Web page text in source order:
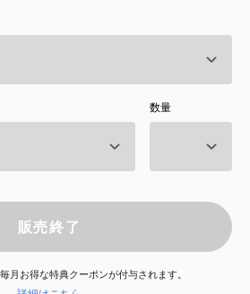
数量
販売終了
月お得な特典クーポンが付与されます。